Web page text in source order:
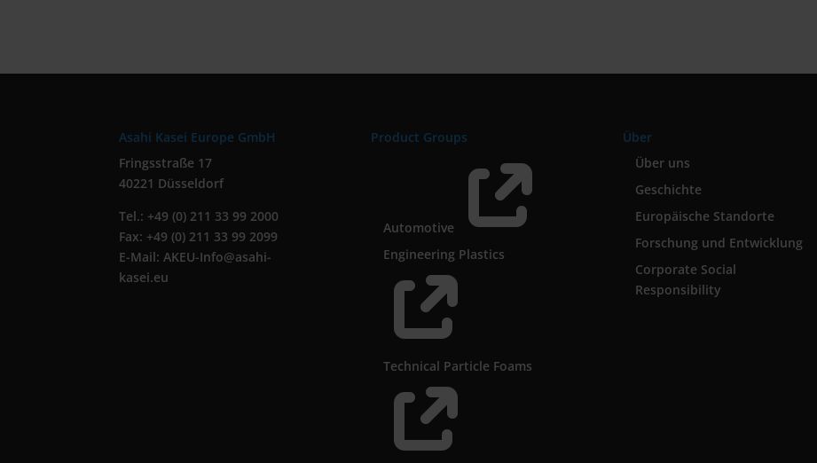
Asahi Kasei Europe GmbH
Fringsstraße 17
40221 Düsseldorf
Tel.: +49 (0) 211 33 99 2000
Fax: +49 (0) 211 33 99 2099
E-Mail: AKEU-Info@asahi-
kasei.eu
Product Groups
Automotive 
Engineering Plastics

Technical Particle Foams

Über
Über uns
Geschichte
Europäische Standorte
Forschung und Entwicklung
Corporate Social
Responsibility